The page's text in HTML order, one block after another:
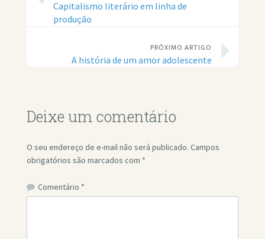
Capitalismo literário em linha de
produção
PRÓXIMO ARTIGO
A história de um amor adolescente
Deixe um comentário
O seu endereço de e-mail não será publicado. Campos
obrigatórios são marcados com *
Comentário *